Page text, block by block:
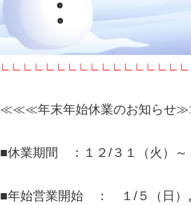
≪≪≪年末年始休業のお知ら
■休業期間 ：１２/３１（火）～
■年始営業開始 ： １/５（日）